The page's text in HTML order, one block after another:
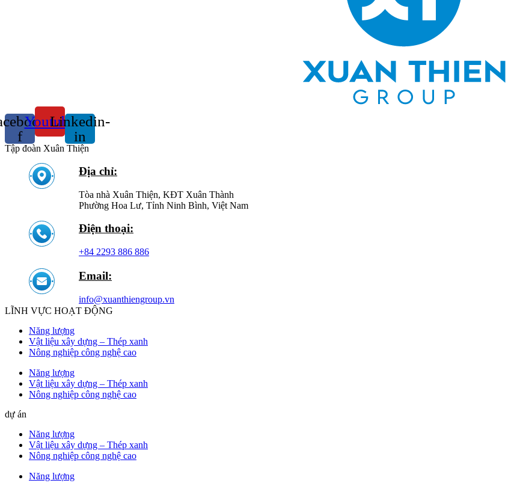
f
YoutubeLinkedin-
in
Tập đoàn Xuân Thiện
Địa chỉ:
Tòa nhà Xuân Thiện, KĐT Xuân Thành
Phường Hoa Lư, Tỉnh Ninh Bình, Việt Nam
Điện thoại:
+84 2293 886 886
Email:
info@xuanthiengroup.vn
LĨNH VỰC HOẠT ĐỘNG
Năng lượng
Vật liệu xây dựng – Thép xanh
Nông nghiệp công nghệ cao
Năng lượng
Vật liệu xây dựng – Thép xanh
Nông nghiệp công nghệ cao
dự án
Năng lượng
Vật liệu xây dựng – Thép xanh
Nông nghiệp công nghệ cao
Năng lượng